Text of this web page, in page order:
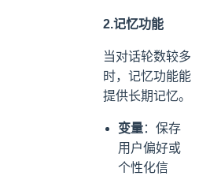
2.记忆功能
当对话轮数较多
时，记忆功能能
提供长期记忆。
变量：保存
用户偏好或
个性化信